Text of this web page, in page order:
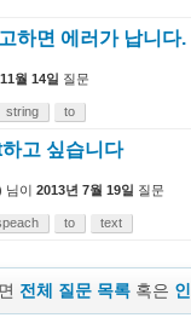
하면 에러가 납니다
월 14일 질문
string to
고 싶습니다
님이 2013년 7월 19일 질문
to text
전체 질문 목록 혹은